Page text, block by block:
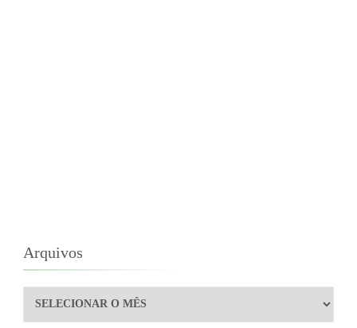
Arquivos
Arquivos